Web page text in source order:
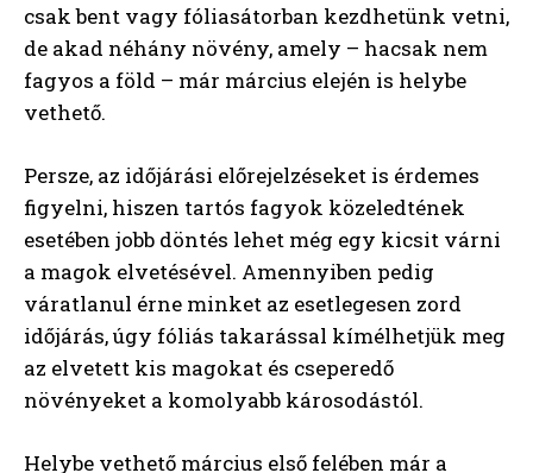
csak bent vagy fóliasátorban kezdhetünk vetni,
de akad néhány növény, amely – hacsak nem
fagyos a föld – már március elején is helybe
vethető.
Persze, az időjárási előrejelzéseket is érdemes
figyelni, hiszen tartós fagyok közeledtének
esetében jobb döntés lehet még egy kicsit várni
a magok elvetésével. Amennyiben pedig
váratlanul érne minket az esetlegesen zord
időjárás, úgy fóliás takarással kímélhetjük meg
az elvetett kis magokat és cseperedő
növényeket a komolyabb károsodástól.
Helybe vethető március első felében már a